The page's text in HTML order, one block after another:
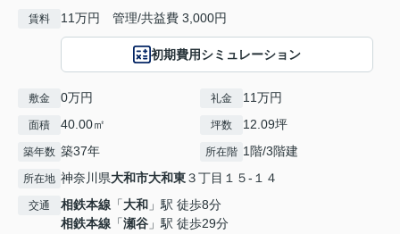
賃料 11万円 管理/共益費 3,000円
初期費用シミュレーション
敷金 0万円 礼金 11万円
面積 40.00㎡ 坪数 12.09坪
築年数 築37年 所在階 1階/3階建
所在地 神奈川県大和市大和東３丁目１５-１４
交通 相鉄本線 「大和 」駅 徒歩8分
相鉄本線 「瀬谷 」駅 徒歩29分